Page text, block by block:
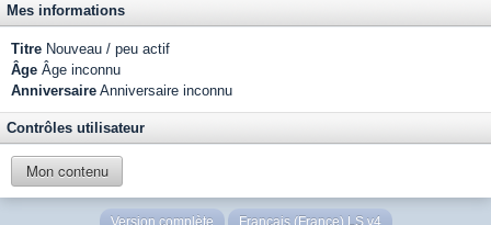
Mes informations
Titre Nouveau / peu actif
Âge Âge inconnu
Anniversaire Anniversaire inconnu
Contrôles utilisateur
Mon contenu
Version complète Français (France) LS v4